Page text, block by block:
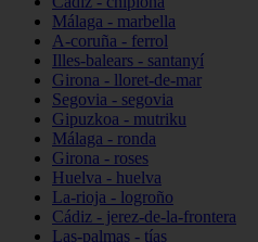
Málaga - marbella
A-coruña - ferrol
Illes-balears - santanyí
Girona - lloret-de-mar
Segovia - segovia
Gipuzkoa - mutriku
Málaga - ronda
Girona - roses
Huelva - huelva
La-rioja - logroño
Cádiz - jerez-de-la-frontera
Las-palmas - tías